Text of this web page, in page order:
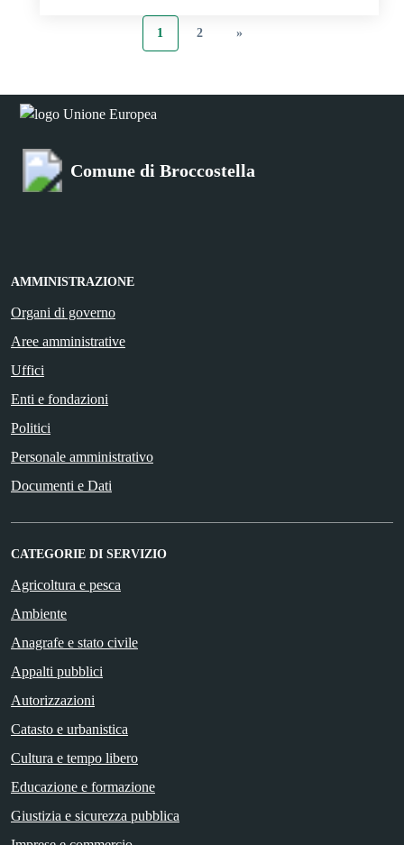
1 2 »
Comune di Broccostella
AMMINISTRAZIONE
Organi di governo
Aree amministrative
Uffici
Enti e fondazioni
Politici
Personale amministrativo
Documenti e Dati
CATEGORIE DI SERVIZIO
Agricoltura e pesca
Ambiente
Anagrafe e stato civile
Appalti pubblici
Autorizzazioni
Catasto e urbanistica
Cultura e tempo libero
Educazione e formazione
Giustizia e sicurezza pubblica